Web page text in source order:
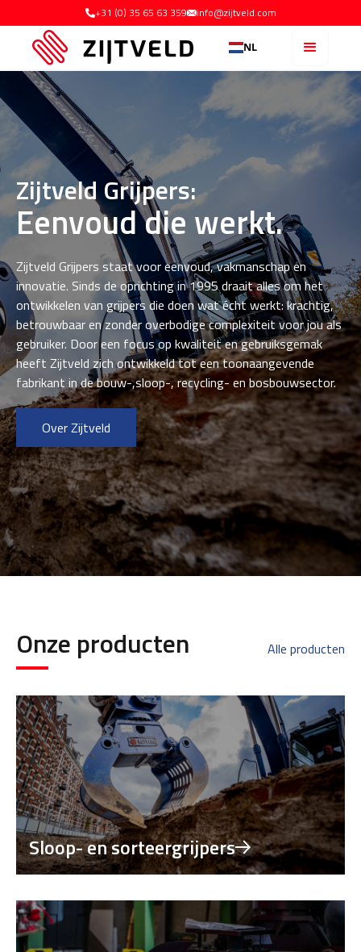
+31 (0) 35 65 63 359 info@zijtveld.com
NL
Zijtveld Grijpers:
Eenvoud die werkt.
Zijtveld Grijpers staat voor eenvoud, vakmanschap en
innovatie. Sinds de oprichting in 1995 draait alles om het
ontwikkelen van grijpers die doen wat écht werkt: krachtig,
betrouwbaar en zonder overbodige complexiteit voor jou als
gebruiker. Door een focus op kwaliteit en gebruiksgemak
heeft Zijtveld zich ontwikkeld tot een toonaangevende
fabrikant in de bouw-,sloop-, recycling- en bosbouwsector.
Over Zijtveld
Onze producten Alle producten
Sloop- en sorteergrijpers